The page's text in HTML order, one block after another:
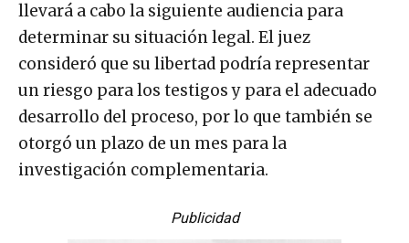
llevará a cabo la siguiente audiencia para
determinar su situación legal. El juez
consideró que su libertad podría representar
un riesgo para los testigos y para el adecuado
desarrollo del proceso, por lo que también se
otorgó un plazo de un mes para la
investigación complementaria.
Publicidad